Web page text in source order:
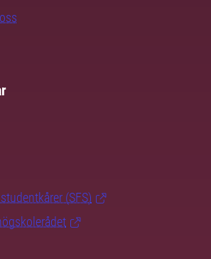
(SFS)